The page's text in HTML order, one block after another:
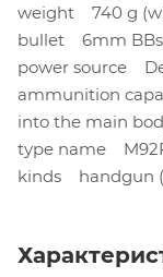
weight 740 g
bullet 6mm BBs
power source
ammunition
into the main
type name
kinds handgun